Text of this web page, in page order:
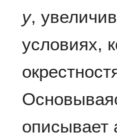
y,
условиях,
описывает